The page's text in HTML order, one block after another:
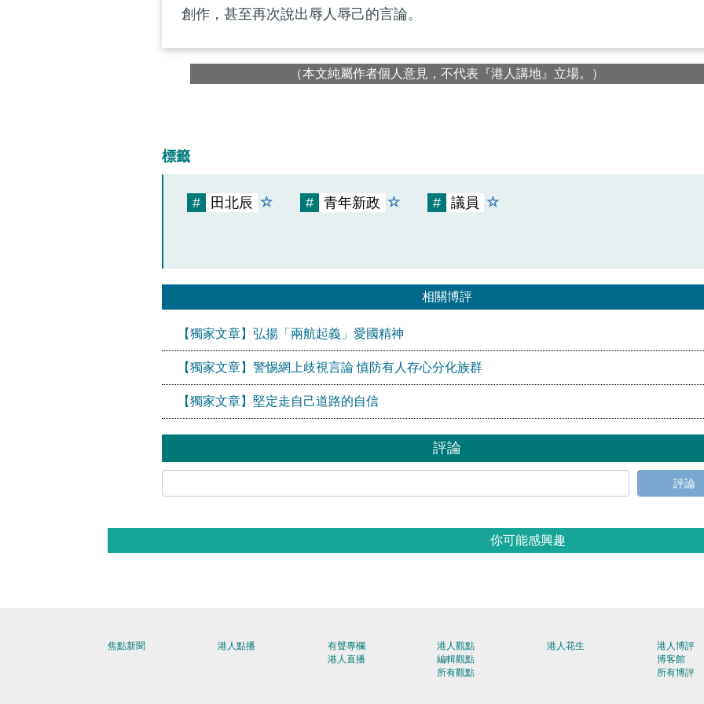
創作，甚至再次說出辱人辱己的言論。
（本文純屬作者個人意見，不代表『港人講地』立場。）
標籤
# 田北辰 # 青年新政 # 議員
相關博評
【獨家文章】弘揚「兩航起義」愛國精神
【獨家文章】警惕網上歧視言論 慎防有人存心分化族群
【獨家文章】堅定走自己道路的自信
評論
評論
你可能感興趣
焦點新聞 港人點播
有聲專欄
港人直播
港人觀點
編輯觀點
所有觀點
港人花生
港人博評
博客館
所有博評